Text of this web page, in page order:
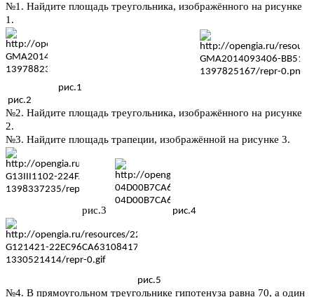
№1. Найдите площадь треугольника, изображённого на рисунке
1.
рис.1
рис.2
№2. Найдите площадь треугольника, изображённого на рисунке
2.
№3. Найдите площадь трапеции, изображённой на рисунке 3.
рис.3 рис.4
рис.5
№4. В прямоугольном треугольнике гипотенуза равна 70, а один